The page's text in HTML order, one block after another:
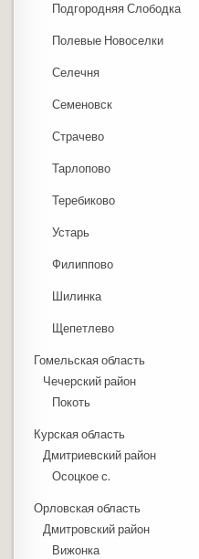
Подгородняя Слободка
Полевые Новоселки
Селечня
Семеновск
Страчево
Тарлопово
Теребиково
Устарь
Филиппово
Шилинка
Щепетлево
Гомельская область
Чечерский район
Покоть
Курская область
Дмитриевский район
Осоцкое с.
Орловская область
Дмитровский район
Вижонка